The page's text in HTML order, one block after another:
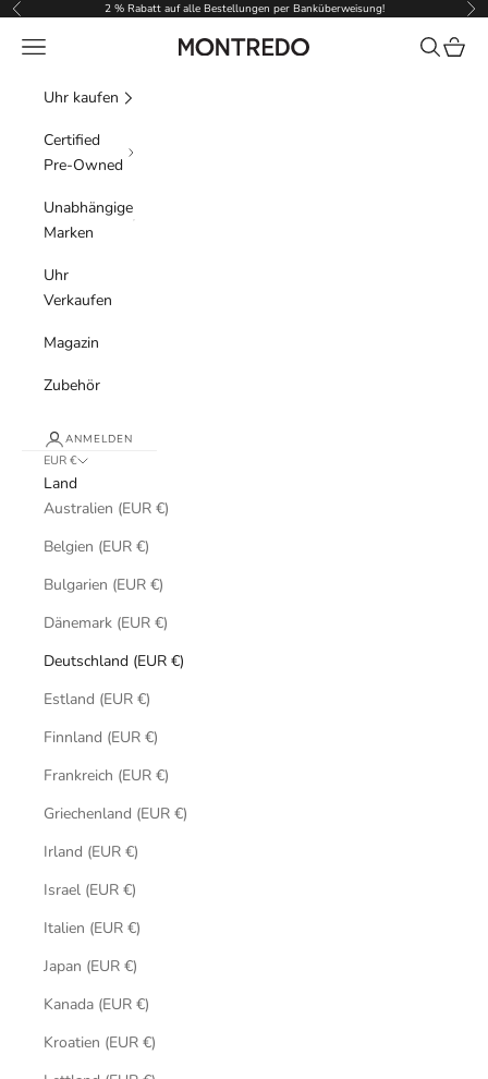
Zum Inhalt springen
Zurück 2 % Rabatt auf alle Bestellungen per Banküberweisung! Vor
Montredo
Menü Suchen
Uhr kaufen
Certified
Pre-Owned
Unabhängige
Marken
Uhr
Verkaufen
Magazin
Zubehör
ANMELDEN
EUR €
Land
Australien (EUR €)
Belgien (EUR €)
Bulgarien (EUR €)
Dänemark (EUR €)
Deutschland (EUR €)
Estland (EUR €)
Finnland (EUR €)
Frankreich (EUR €)
Griechenland (EUR €)
Irland (EUR €)
Israel (EUR €)
Italien (EUR €)
Japan (EUR €)
Kanada (EUR €)
Kroatien (EUR €)